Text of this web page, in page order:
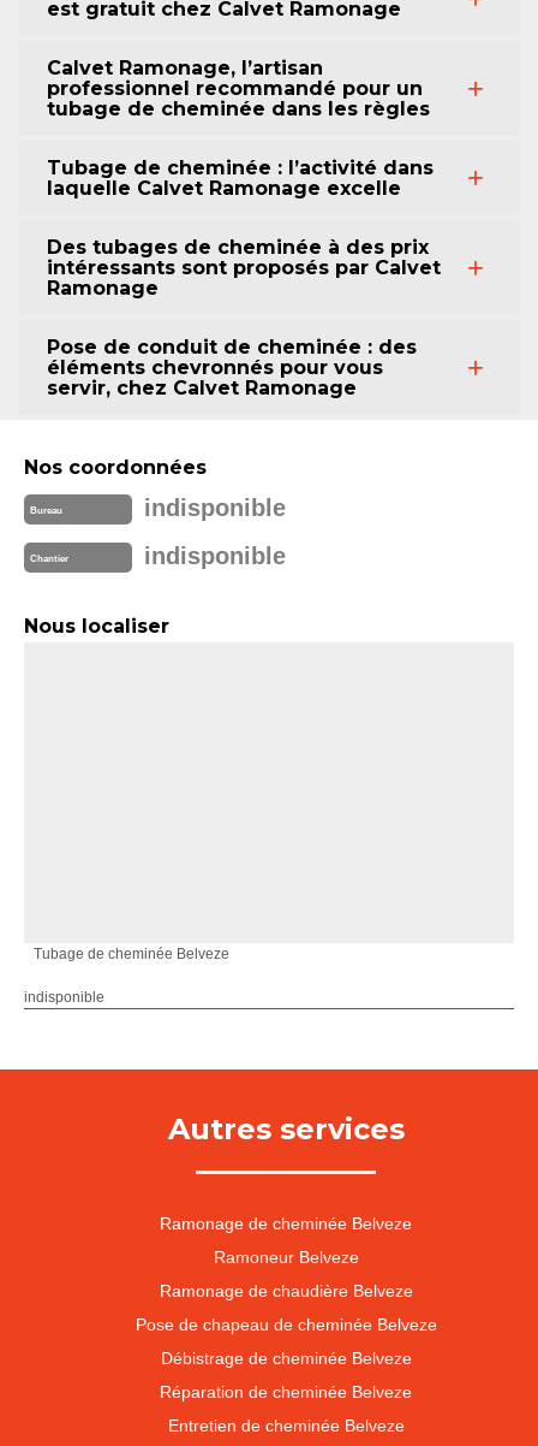
est gratuit chez Calvet Ramonage
Calvet Ramonage, l’artisan
professionnel recommandé pour un
tubage de cheminée dans les règles
Tubage de cheminée : l’activité dans
laquelle Calvet Ramonage excelle
Des tubages de cheminée à des prix
intéressants sont proposés par Calvet
Ramonage
Pose de conduit de cheminée : des
éléments chevronnés pour vous
servir, chez Calvet Ramonage
Nos coordonnées
Bureau indisponible
Chantier indisponible
Nous localiser
Tubage de cheminée Belveze
indisponible
Autres services
Ramonage de cheminée Belveze
Ramoneur Belveze
Ramonage de chaudière Belveze
Pose de chapeau de cheminée Belveze
Débistrage de cheminée Belveze
Réparation de cheminée Belveze
Entretien de cheminée Belveze